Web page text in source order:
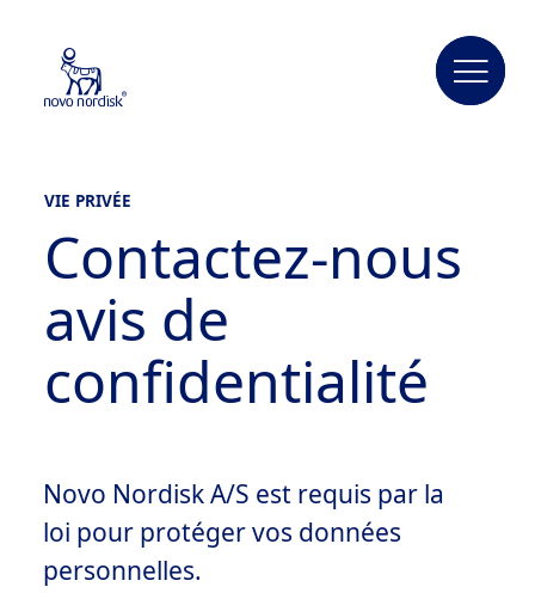
VIE PRIVÉE
Contactez-nous
avis de
confidentialité
Novo Nordisk A/S est requis par la
loi pour protéger vos données
personnelles.